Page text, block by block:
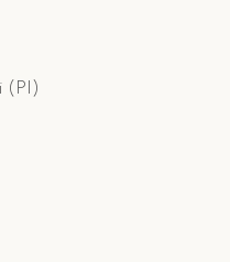
(PI)